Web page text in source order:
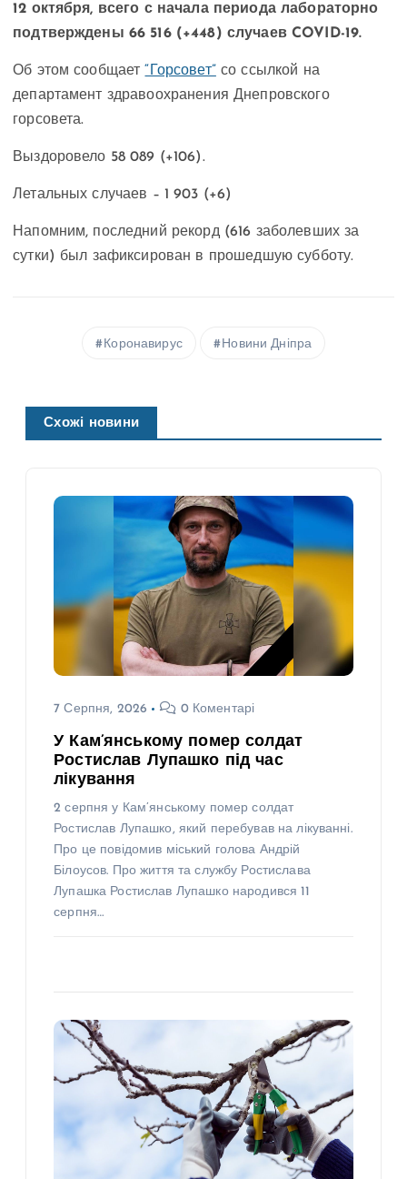
12 октября, всего с начала периода лабораторно
подтверждены 66 516 (+448) случаев COVID-19.
Об этом сообщает“Горсовет” со ссылкой на
департамент здравоохранения Днепровского
горсовета.
Выздоровело 58 089 (+106).
Летальных случаев – 1 903 (+6)
Напомним, последний рекорд (616 заболевших за
сутки) был зафиксирован в прошедшую субботу.
Коронавирус Новини Дніпра
Схожі новини
7 Серпня, 2026 0 Коментарі
У Кам’янському помер солдат
Ростислав Лупашко під час
лікування
2 серпня у Кам’янському помер солдат
Ростислав Лупашко, який перебував на лікуванні.
Про це повідомив міський голова Андрій
Білоусов. Про життя та службу Ростислава
Лупашка Ростислав Лупашко народився 11
серпня…